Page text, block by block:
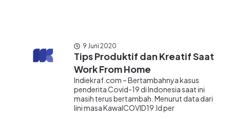
9 Juni 2020
Tips Produktif dan Kreatif Saat
Work From Home
Indiekraf.com – Bertambahnya kasus
penderita Covid-19 di Indonesia saat ini
masih terus bertambah. Menurut data dari
lini masa KawalCOVID19.Id per